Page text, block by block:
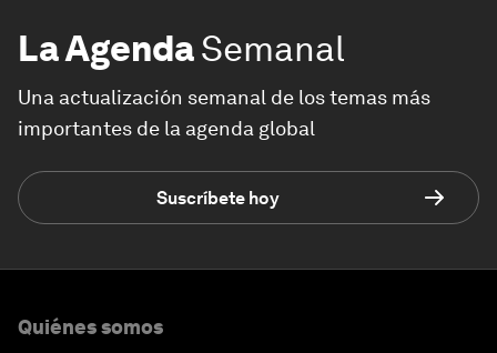
La AgendaSemanal
Una actualización semanal de los temas más
importantes de la agenda global
Suscríbete hoy
Quiénes somos